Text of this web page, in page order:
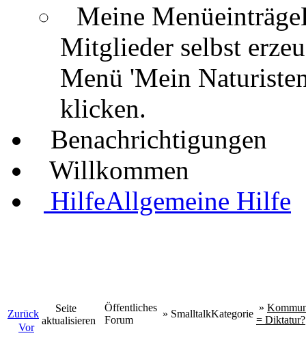
Meine Menüeinträge
Mitglieder selbst
Menü 'Mein
klicken.
Benachrichtigungen
Willkommen
HilfeAllgemeine Hilfe
Zurück
Vor
Seite
aktualisieren
Öffentliches
Forum
» SmalltalkKategorie
»
= Diktatur?